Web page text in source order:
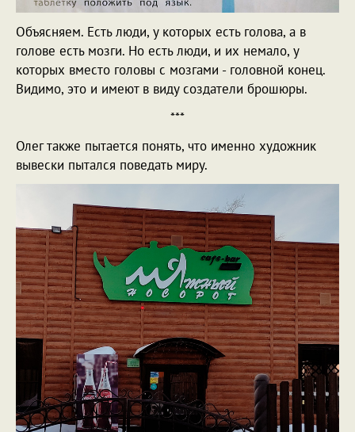
Объясняем. Есть люди, у которых есть голова, а в
голове есть мозги. Но есть люди, и их немало, у
которых вместо головы с мозгами - головной конец.
Видимо, это и имеют в виду создатели брошюры.
***
Олег также пытается понять, что именно художник
вывески пытался поведать миру.